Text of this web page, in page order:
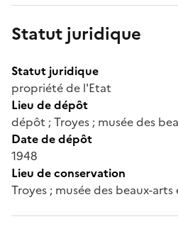
Statut juridique
Statut juridique
propriété de l'Etat
Lieu de dépôt
dépôt ; Troyes ; musée des
Date de dépôt
1948
Lieu de conservation
Troyes ; musée des beaux-